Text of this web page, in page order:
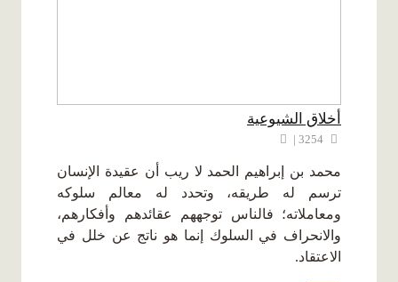
أخلاق الشيوعية
محمد بن إبراهيم الحمد لا ريب أن عقيدة الإنسان
ترسم له طريقه، وتحدد له معالم سلوكه
ومعاملاته؛ فالناس توجههم عقائدهم وأفكارهم،
والانحراف في السلوك إنما هو ناتج عن خلل في
الاعتقاد.